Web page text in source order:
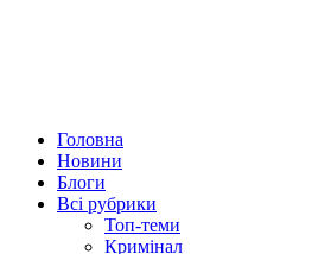
Головна
Новини
Блоги
Всі рубрики
Топ-теми
Кримінал